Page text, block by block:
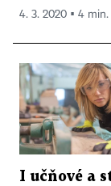
4. 3. 2020 ▪ 4
I učňové a